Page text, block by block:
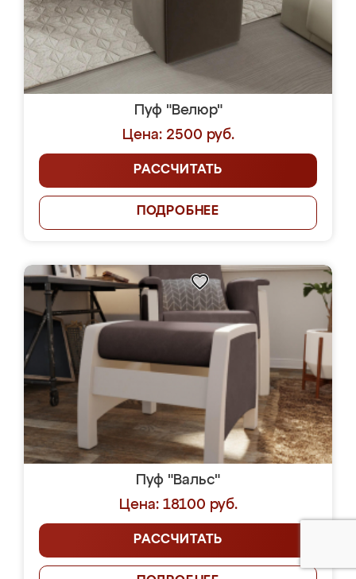
Пуф "Велюр"
Цена: 2500 руб.
РАССЧИТАТЬ
ПОДРОБНЕЕ
Пуф "Вальс"
Цена: 18100 руб.
РАССЧИТАТЬ